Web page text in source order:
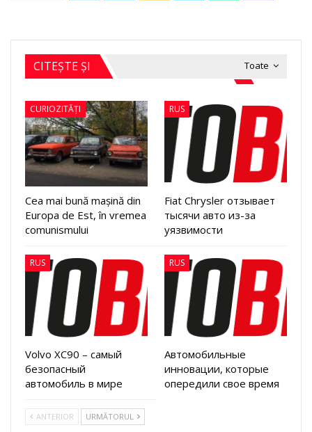
Toate
CITEȘTE ȘI
CURIOZITĂȚI
Cea mai bună mașină din
Europa de Est, în vremea
comunismului
RUS
Fiat Chrysler отзывает
тысячи авто из-за
уязвимости
RUS
Volvo XC90 – самый
безопасный
автомобиль в мире
RUS
Автомобильные
инновации, которые
опередили свое время
ANTERIOR URMĂTORUL